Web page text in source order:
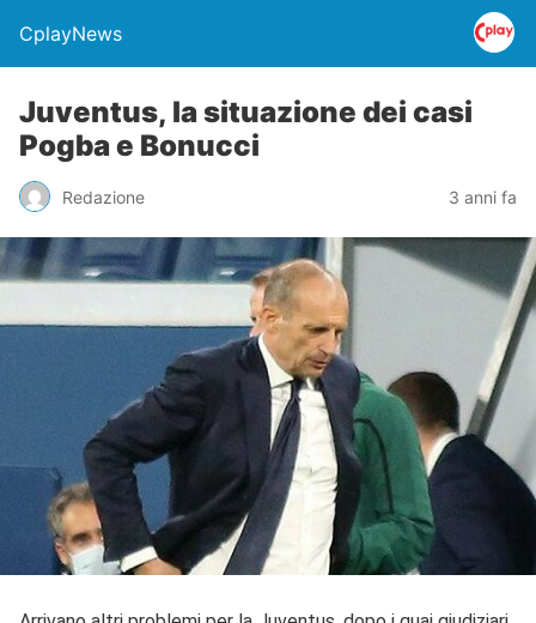
CplayNews
Juventus, la situazione dei casi
Pogba e Bonucci
Redazione 3 anni fa